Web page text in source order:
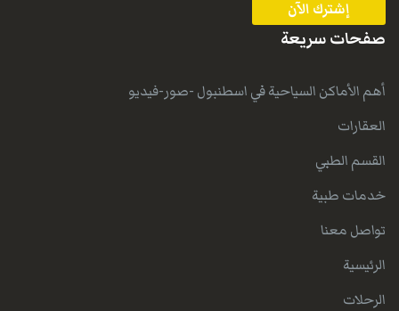
صفحات سريعة
أهم الأماكن السياحية في اسطنبول -صور-فيديو
العقارات
القسم الطبي
خدمات طبية
تواصل معنا
الرئيسية
الرحلات